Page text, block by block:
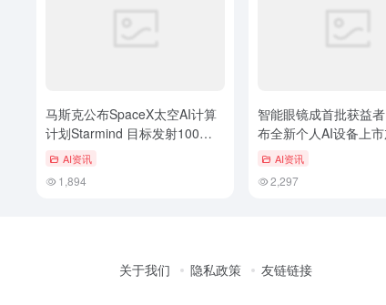
马斯克公布SpaceX太空AI计算
计划Starmind 目标发射100万
颗卫星
AI资讯
1,894
智能眼镜成首批获益
布全新个人AI设备上
AI资讯
2,297
关于我们 隐私政策 友链链接